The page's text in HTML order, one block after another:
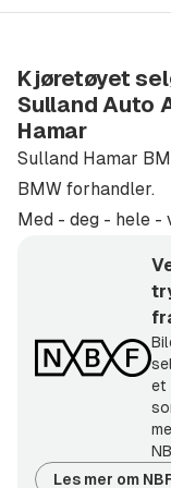
er
registrerer
100 % på
sekund via
den vanlige
xDrive 4X4
akslene.
av kurvene.
Har du
dager hvor
skinnrattet
det vil du
BMW M
Kjøretøyet
Sulland Auto
Hamar
Sulland Hamar
BMW forhandler.
Med - deg - hele -
et
Les mer om